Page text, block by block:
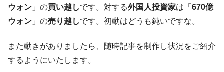
『Money1』 韓国で猛暑。南東部では干ばつ
『Money1』
【対日本円】ウォン安が急進！ 日米の協調
に韓国がいっちょがみしたのでは。
ウォン 」の買い越しです。対する外国人投資家は「 670億
ウォン 」の売り越しです。初動はどうも鈍いですな。
また動きがありましたら、随時記事を制作し状況をご紹介
するようにいたします。